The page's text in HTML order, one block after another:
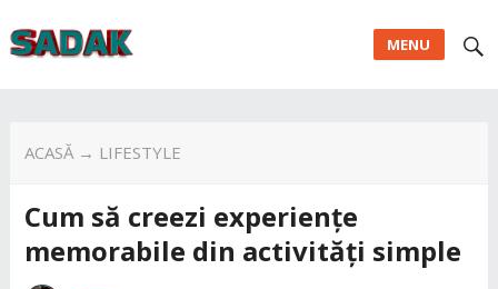
MENU
ACASĂ→ LIFESTYLE
Cum să creezi experiențe
memorabile din activități simple